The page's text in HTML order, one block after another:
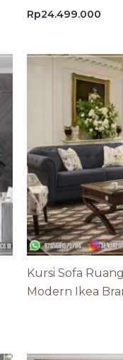
Rp24.499.000
Kursi Sofa
Modern Ikea